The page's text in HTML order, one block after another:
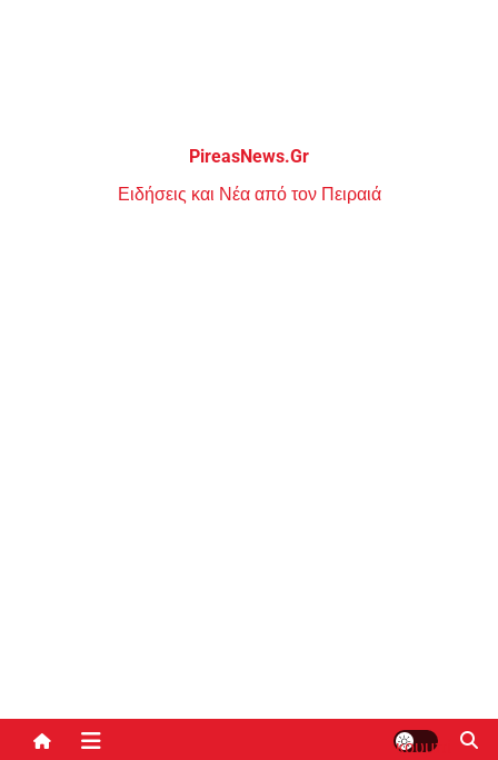
PireasNews.Gr
Ειδήσεις και Νέα από τον Πειραιά
κουμπί